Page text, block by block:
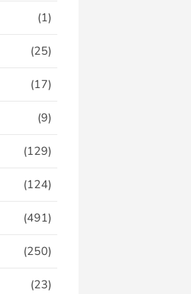
(1)
(25)
(17)
(9)
(129)
(124)
(491)
(250)
(23)